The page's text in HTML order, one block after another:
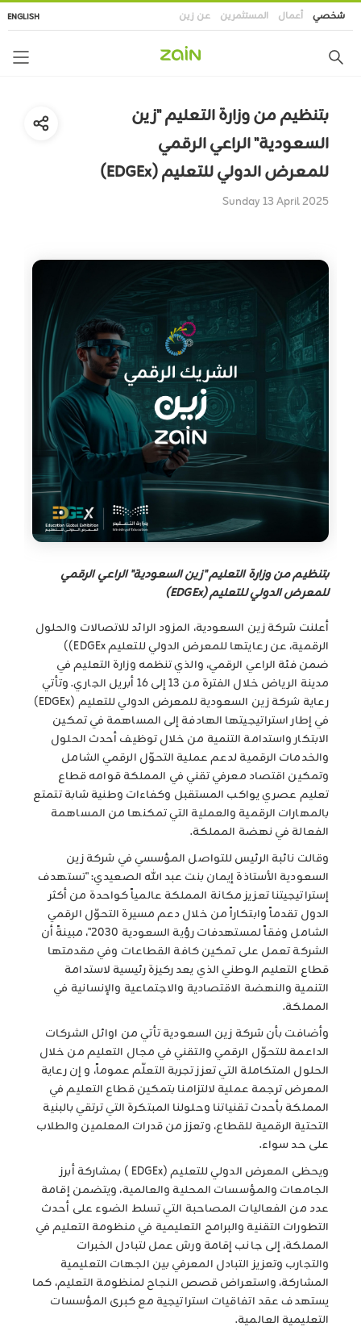
تجاوز
إلى
الرئيسي
شخصي أعمال المستثمرين عن زين ENGLISH
بتنظيم من وزارة التعليم "زين
السعودية" الراعي الرقمي
للمعرض الدولي للتعليم (EDGEx)
Sunday 13 April 2025
بتنظيم من وزارة التعليم "زين السعودية" الراعي الرقمي
للمعرض الدولي للتعليم (EDGEx)
أعلنت شركة زين السعودية، المزود الرائد للاتصالات والحلول
الرقمية، عن رعايتها للمعرض الدولي للتعليم EDGEx))
ضمن فئة الراعي الرقمي، والذي تنظمه وزارة التعليم في
مدينة الرياض خلال الفترة من 13 إلى 16 أبريل الجاري. وتأتي
رعاية شركة زين السعودية للمعرض الدولي للتعليم (EDGEx)
في إطار استراتيجيتها الهادفة إلى المساهمة في تمكين
الابتكار واستدامة التنمية من خلال توظيف أحدث الحلول
والخدمات الرقمية لدعم عملية التحوّل الرقمي الشامل
وتمكين اقتصاد معرفي تقني في المملكة قوامه قطاع
تعليم عصري يواكب المستقبل وكفاءات وطنية شابة تتمتع
بالمهارات الرقمية والعملية التي تمكنها من المساهمة
الفعالة في نهضة المملكة.
وقالت نائبة الرئيس للتواصل المؤسسي في شركة زين
السعودية الأستاذة إيمان بنت عبد الله الصعيدي: "تستهدف
إستراتيجيتنا تعزيز مكانة المملكة عالمياً كواحدة من أكثر
الدول تقدماً وابتكاراً من خلال دعم مسيرة التحوّل الرقمي
الشامل وفقاً لمستهدفات رؤية السعودية 2030"، مبينةً أن
الشركة تعمل على تمكين كافة القطاعات وفي مقدمتها
قطاع التعليم الوطني الذي يعد ركيزة رئيسية لاستدامة
التنمية والنهضة الاقتصادية والاجتماعية والإنسانية في
المملكة.
وأضافت بأن شركة زين السعودية تأتي من اوائل الشركات
الداعمة للتحوّل الرقمي والتقني في مجال التعليم من خلال
الحلول المتكاملة التي تعزز تجربة التعلّم عموماً، و إن رعاية
المعرض ترجمة عملية لالتزامنا بتمكين قطاع التعليم في
المملكة بأحدث تقنياتنا وحلولنا المبتكرة التي ترتقي بالبنية
التحتية الرقمية للقطاع، وتعزز من قدرات المعلمين والطلاب
على حد سواء.
ويحظى المعرض الدولي للتعليم (EDGEx ) بمشاركة أبرز
الجامعات والمؤسسات المحلية والعالمية، ويتضمن إقامة
عدد من الفعاليات المصاحبة التي تسلط الضوء على أحدث
التطورات التقنية والبرامج التعليمية في منظومة التعليم في
المملكة، إلى جانب إقامة ورش عمل لتبادل الخبرات
والتجارب وتعزيز التبادل المعرفي بين الجهات التعليمية
المشاركة، واستعراض قصص النجاح لمنظومة التعليم، كما
يستهدف عقد اتفاقيات استراتيجية مع كبرى المؤسسات
التعليمية العالمية.